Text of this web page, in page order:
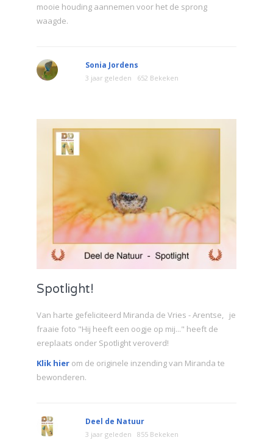
mooie houding aannemen voor het de sprong
waagde.
Sonia Jordens
3 jaar geleden 652 Bekeken
Spotlight!
Van harte gefeliciteerd Miranda de Vries - Arentse, je
fraaie foto "Hij heeft een oogje op mij..." heeft de
ereplaats onder Spotlight veroverd!
Klik hier om de originele inzending van Miranda te
bewonderen.
Deel de Natuur
3 jaar geleden 855 Bekeken